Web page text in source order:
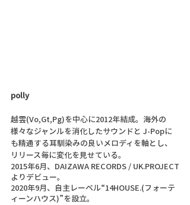
polly
越雲(Vo,Gt,Pg)を中心に2012年結成。海外の
様々なジャンルを消化したサウンドと J-Popに
も精通する耳馴染みの良いメロディを軸とし、
リリース毎に変化を見せている。
2015年6月、DAIZAWA RECORDS / UK.PROJECT
よりデビュー。
2020年9月、自主レーベル“14HOUSE.(フォーテ
ィーンハウス)”を設立。